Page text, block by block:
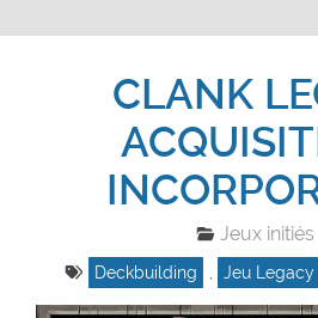
CLANK
Jeux initiés
Deckbuilding , Jeu Legacy